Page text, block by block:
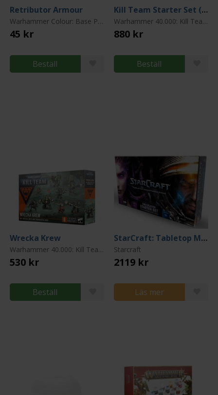
Retributor Armour
Warhammer Colour: Base Paint
45 kr
Beställ
Kill Team Starter Set (3rd Edition)
Warhammer 40.000: Kill Team
880 kr
Beställ
Wrecka Krew
Warhammer 40.000: Kill Team
530 kr
Beställ
StarCraft: Tabletop Miniatures Game - Two Player Starter Set (Founders Edition)
Starcraft
2119 kr
Läs mer